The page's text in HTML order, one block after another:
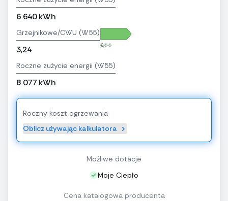
6 640 kWh
Grzejnikowe/CWU (W55)
3,24 A++
Roczne zużycie energii (W55)
8 077 kWh
Roczny koszt ogrzewania
Oblicz używając kalkulatora
Możliwe dotacje
Moje Ciepło
Cena katalogowa producenta